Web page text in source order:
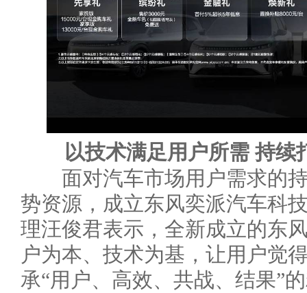
以技术满足用户所需 持续
面对汽车市场用户需求的持
势资源，成立东风奕派汽车科
理汪俊君表示，全新成立的东
户为本、技术为基，让用户觉
承“用户、高效、共战、结果”